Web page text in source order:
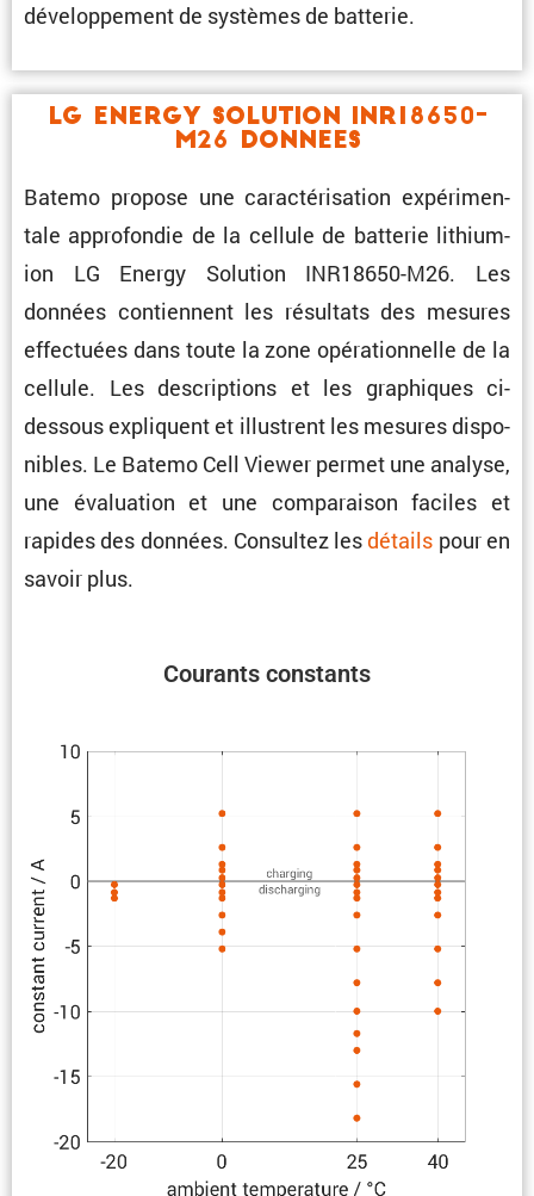
dévelop­pe­ment de systèmes de batterie.
LG Energy Solution INR18650-
M26 Donnees
Batemo propose une carac­té­ri­sa­tion expéri­men­
tale appro­fondie de la cellule de batterie lithium-
ion LG Energy Solution INR18650-M26. Les
données contiennent les résul­tats des mesures
effec­tuées dans toute la zone opéra­tion­nelle de la
cellule. Les descrip­tions et les graphiques ci-
dessous expliquent et illus­trent les mesures dispo­
nibles. Le Batemo Cell Viewer permet une analyse,
une évalua­tion et une compa­raison faciles et
rapides des données. Consultez lesdétails pour en
savoir plus.
Courants constants